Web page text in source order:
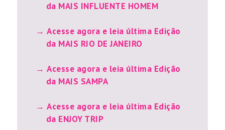
da MAIS INFLUENTE HOMEM
Acesse agora e leia última Edição
da MAIS RIO DE JANEIRO
Acesse agora e leia última Edição
da MAIS SAMPA
Acesse agora e leia última Edição
da ENJOY TRIP